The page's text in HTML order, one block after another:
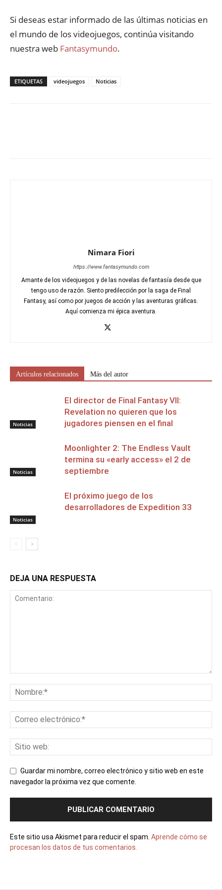
Si deseas estar informado de las últimas noticias en
el mundo de los videojuegos, continúa visitando
nuestra web Fantasymundo.
ETIQUETAS videojuegos Noticias
Nimara Fiori
https://www.fantasymundo.com
Amante de los videojuegos y de las novelas de fantasía desde que
tengo uso de razón. Siento predilección por la saga de Final
Fantasy, así como por juegos de acción y las aventuras gráficas.
Aquí comienza mi épica aventura.
Artículos relacionados Más del autor
Noticias
El director de Final Fantasy VII:
Revelation no quieren que los
jugadores piensen en el final
Noticias
Moonlighter 2: The Endless Vault
termina su «early access» el 2 de
septiembre
Noticias
El próximo juego de los
desarrolladores de Expedition 33
DEJA UNA RESPUESTA
Guardar mi nombre, correo electrónico y sitio web en este
navegador la próxima vez que comente.
Este sitio usa Akismet para reducir el spam. Aprende cómo se
procesan los datos de tus comentarios.